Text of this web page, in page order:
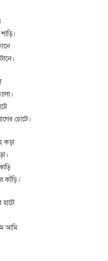
চোটে।
কড়া
কাঁড়ি।’
হাটে
আমি